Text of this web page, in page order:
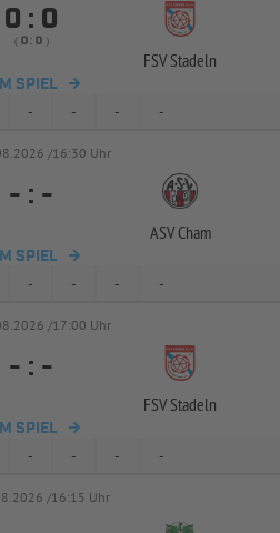
 : 
( :  )
FSV Stadeln
SPIEL
- - - -
/16:30 Uhr
- : -
ASV Cham
SPIEL
- - - -
/17:00 Uhr
- : -
FSV Stadeln
SPIEL
- - - -
/16:15 Uhr